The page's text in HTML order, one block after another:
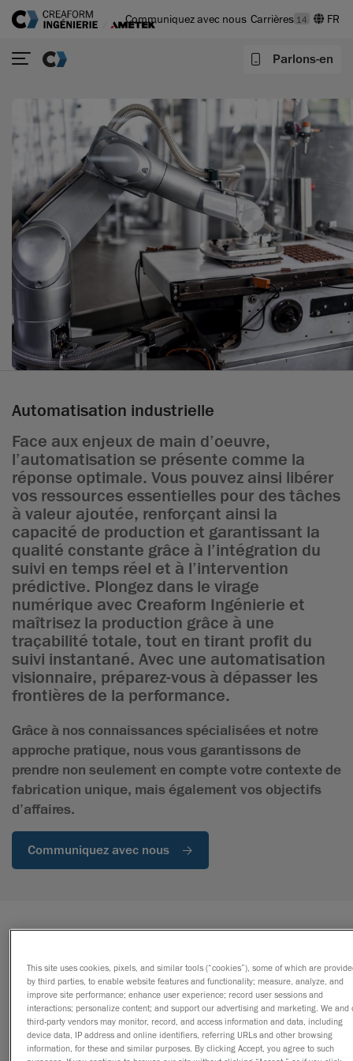
Communiquez avec nous Carrières 14
Parlons-en
Automatisation industrielle
Face aux enjeux de main d’oeuvre,
l’automatisation se présente comme la
réponse optimale. Vous pouvez ainsi libérer
vos ressources essentielles pour des tâches
à valeur ajoutée, renforçant ainsi la
capacité de production et garantissant la
qualité constante grâce à l’intégration du
suivi en temps réel et à l’intervention
prédictive. Plongez dans le virage
numérique avec Creaform Ingénierie et
maîtrisez la production grâce à une
traçabilité totale, tout en tirant profit du
suivi instantané. Avec une automatisation
visionnaire, préparez-vous à dépasser les
frontières de la performance.
Grâce à nos connaissances spécialisées et notre
approche pratique, nous vous garantissons de
prendre non seulement en compte votre contexte de
fabrication unique, mais également vos objectifs
d’affaires.
Communiquez avec nous
Nos services d’automatisation industrielle, vous
offrent les étapes concrètes dont vous avez besoin
pour mettre en place une stratégie d’automatisation
complète ou dans une partie spécifique de votre
usine.
This site uses cookies, pixels, and similar tools (“cookies”), some of which are
by third parties, to enable website features and functionality; measure, analyze, and
improve site performance; enhance user experience; record user sessions and
interactions; personalize content; and support our advertising and marketing. We and
third-party vendors may monitor, record, and access information and data, including
device data, IP address and online identifiers, referring URLs and other browsing
information, for these and similar purposes. By clicking Accept, you agree to such